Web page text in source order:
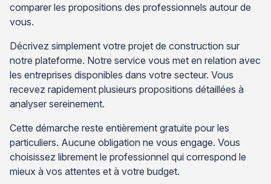
comparer les propositions des professionnels autour de
vous.
Décrivez simplement votre projet de construction sur
notre plateforme. Notre service vous met en relation avec
les entreprises disponibles dans votre secteur. Vous
recevez rapidement plusieurs propositions détaillées à
analyser sereinement.
Cette démarche reste entièrement gratuite pour les
particuliers. Aucune obligation ne vous engage. Vous
choisissez librement le professionnel qui correspond le
mieux à vos attentes et à votre budget.